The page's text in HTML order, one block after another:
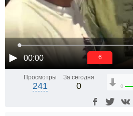
00:00 6
Просмотры
241
За сегодня
0 0